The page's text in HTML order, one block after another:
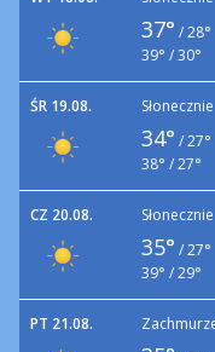
37° / 28°
39° / 30°
ŚR 19.08. Słonecznie
34° / 27°
38° / 27°
CZ 20.08. Słonecznie
35° / 27°
39° / 29°
PT 21.08.